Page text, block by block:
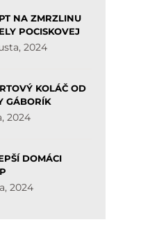
NA ZMRZLINU
POCISKOVEJ
2024
KOLÁČ OD
GÁBORÍK
2024
DOMÁCI
2024